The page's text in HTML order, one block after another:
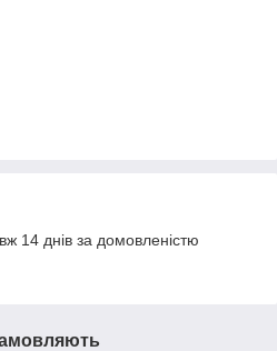
14 днів за домовленістю